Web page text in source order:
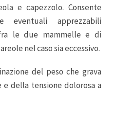
e capezzolo. Consente
eventuali apprezzabili
le due mammelle e di
nel caso sia eccessivo.
del peso che grava
della tensione dolorosa a